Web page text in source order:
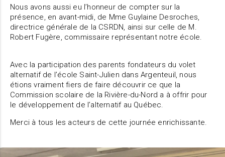
Nous avons aussi eu l’honneur de compter sur la
présence, en avant-midi, de Mme Guylaine Desroches,
directrice générale de la CSRDN, ainsi sur celle de M.
Robert Fugère, commissaire représentant notre école.
Avec la participation des parents fondateurs du volet
alternatif de l’école Saint-Julien dans Argenteuil, nous
étions vraiment fiers de faire découvrir ce que la
Commission scolaire de la Rivière-du-Nord a à offrir pour
le développement de l’alternatif au Québec.
Merci à tous les acteurs de cette journée enrichissante.